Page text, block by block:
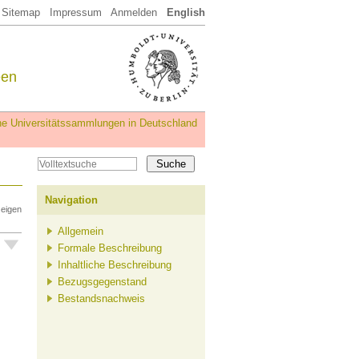
Sitemap Impressum Anmelden English
Universitätssammlungen in Deutschland
Navigation
Allgemein
Formale Beschreibung
Inhaltliche Beschreibung
Bezugsgegenstand
Bestandsnachweis